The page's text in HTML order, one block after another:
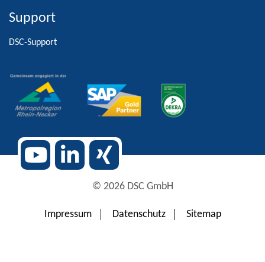
Alternative:
Support
DSC-Support
© 2026 DSC GmbH
Impressum Datenschutz Sitemap